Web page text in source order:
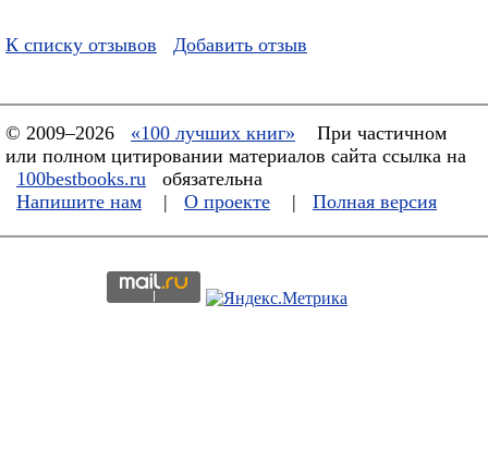
К списку отзывов Добавить отзыв
© 2009–2026 «100 лучших книг»
При частичном
или полном цитировании материалов сайта ссылка на
100bestbooks.ru
обязательна
Напишите нам
| О проекте | Полная версия